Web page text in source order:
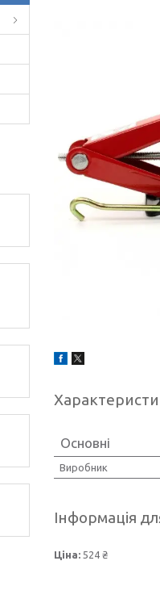
Основні
Виробник
Інформація
Ціна: 524 ₴